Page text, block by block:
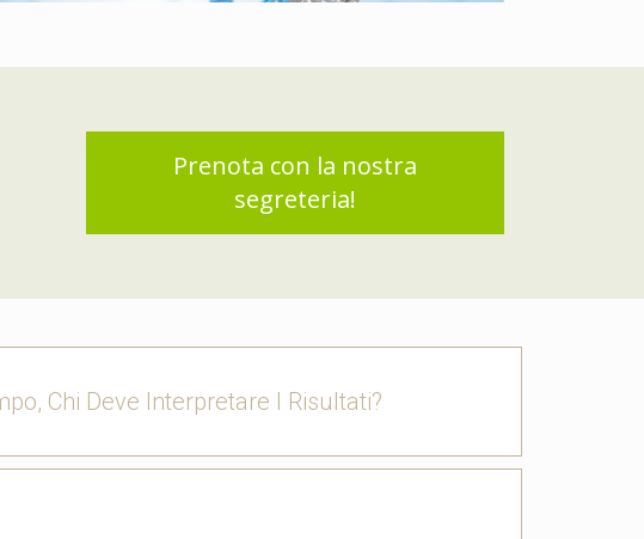
Prenota con la nostra
segreteria!
Chi Deve Interpretare I Risultati?